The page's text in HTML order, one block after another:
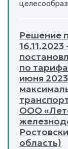
Решение
по
июня
ООО
область)